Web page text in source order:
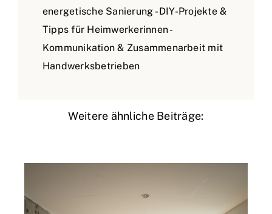
energetische Sanierung - DIY-Projekte &
Tipps für Heimwerkerinnen -
Kommunikation & Zusammenarbeit mit
Handwerksbetrieben
Weitere ähnliche Beiträge: